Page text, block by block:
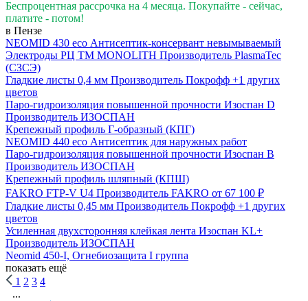
Беспроцентная рассрочка на 4 месяца. Покупайте - сейчас,
платите - потом!
в Пензе
NEOMID 430 eco Антисептик-консервант невымываемый
Электроды РЦ ТМ MONOLITH Производитель PlasmaTec
(СЗСЭ)
Гладкие листы 0,4 мм Производитель Покрофф +1 других
цветов
Паро-гидроизоляция повышенной прочности Изоспан D
Производитель ИЗОСПАН
Крепежный профиль Г-образный (КПГ)
NEOMID 440 eco Антисептик для наружных работ
Паро-гидроизоляция повышенной прочности Изоспан B
Производитель ИЗОСПАН
Крепежный профиль шляпный (КПШ)
FAKRO FTP-V U4 Производитель FAKRO от 67 100 ₽
Гладкие листы 0,45 мм Производитель Покрофф +1 других
цветов
Усиленная двухсторонняя клейкая лента Изоспан KL+
Производитель ИЗОСПАН
Neomid 450-I, Огнебиозащита I группа
показать ещё
1 2 3 4
...